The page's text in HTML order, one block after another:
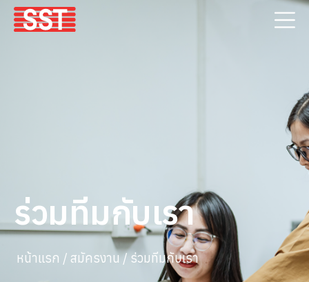
ร่วมทีมกับเรา
หน้าแรก / สมัครงาน / ร่วมทีมกับเรา